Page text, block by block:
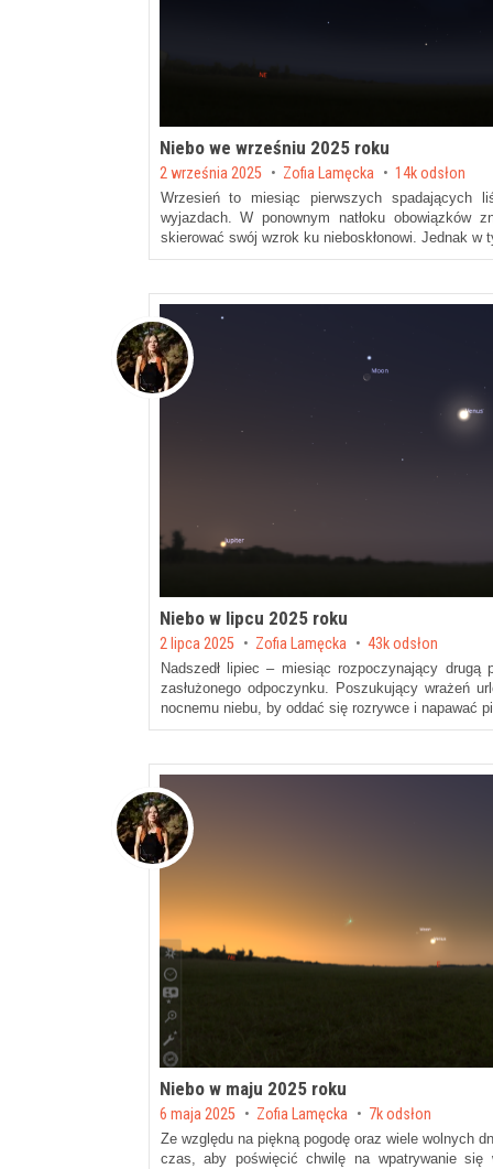
Niebo we wrześniu 2025 roku
Posted on
2 września 2025 by Zofia Lamęcka 14k odsłon
Wrzesień to miesiąc pierwszych spadających
wyjazdach. W ponownym natłoku obowiązków
skierować swój wzrok ku nieboskłonowi. Jednak
Niebo w lipcu 2025 roku
Posted on
2 lipca 2025 by Zofia Lamęcka 43k odsłon
Nadszedł lipiec – miesiąc rozpoczynający
zasłużonego odpoczynku. Poszukujący wrażeń
nocnemu niebu, by oddać się rozrywce i napawać
Niebo w maju 2025 roku
Posted on
6 maja 2025 by Zofia Lamęcka 7k odsłon
Ze względu na piękną pogodę oraz wiele wolnych
czas, aby poświęcić chwilę na wpatrywanie się